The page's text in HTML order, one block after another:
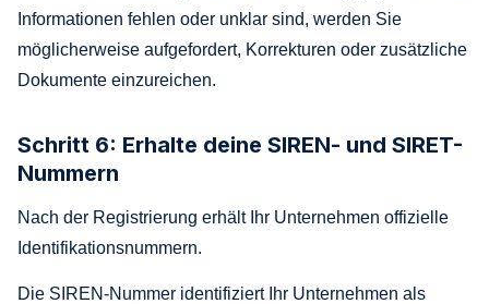
Informationen fehlen oder unklar sind, werden Sie
möglicherweise aufgefordert, Korrekturen oder zusätzliche
Dokumente einzureichen.
Schritt 6: Erhalte deine SIREN- und SIRET-
Nummern
Nach der Registrierung erhält Ihr Unternehmen offizielle
Identifikationsnummern.
Die SIREN-Nummer identifiziert Ihr Unternehmen als